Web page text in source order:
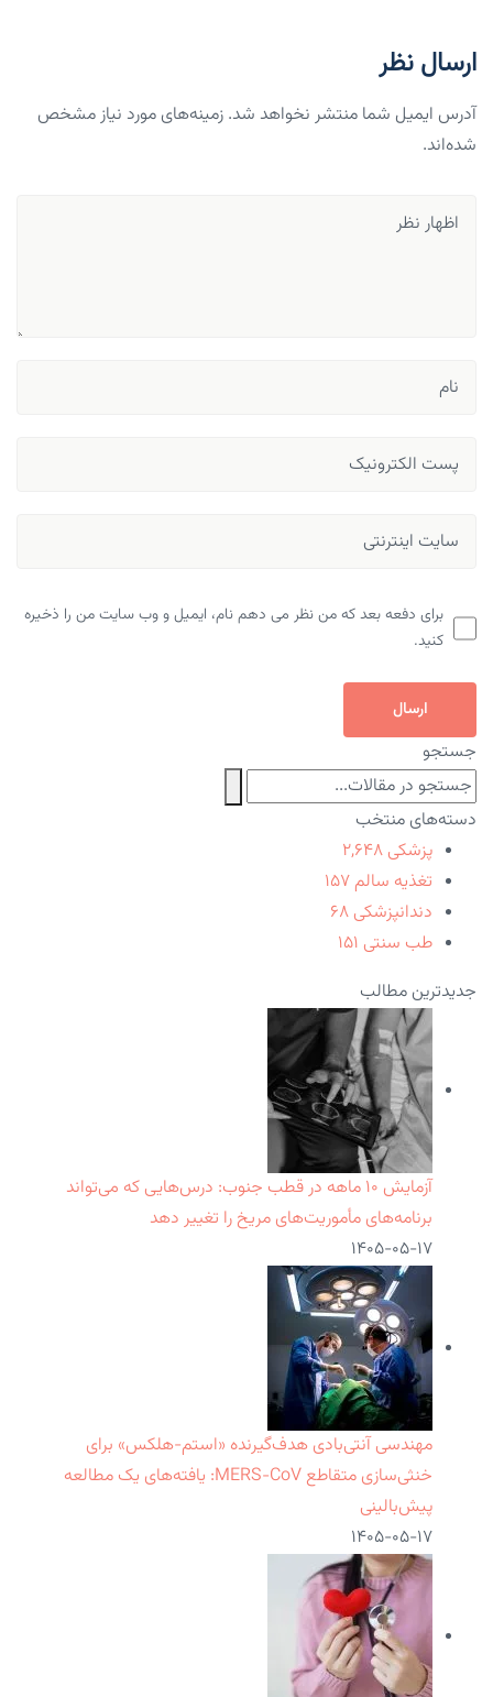
ارسال نظر
آدرس ایمیل شما منتشر نخواهد شد. زمینه‌های مورد نیاز مشخص
شده‌اند.
برای دفعه بعد که من نظر می دهم نام، ایمیل و وب سایت من را ذخیره
کنید.
ارسال
جستجو
دسته‌های منتخب
پزشکی ۲,۶۴۸
تغذیه سالم ۱۵۷
دندانپزشکی ۶۸
طب سنتی ۱۵۱
جدیدترین مطالب
آزمایش ۱۰ ماهه در قطب جنوب: درس‌هایی که می‌تواند
برنامه‌های مأموریت‌های مریخ را تغییر دهد
۱۴۰۵-۰۵-۱۷
مهندسی آنتی‌بادی هدف‌گیرنده «استم-هلکس» برای
خنثی‌سازی متقاطع MERS-CoV: یافته‌های یک مطالعه
پیش‌بالینی
۱۴۰۵-۰۵-۱۷